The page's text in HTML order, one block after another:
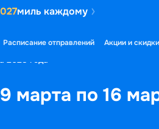
миль каждому
Расписание отправлений Акции и скидки
2028 года
марта по 16